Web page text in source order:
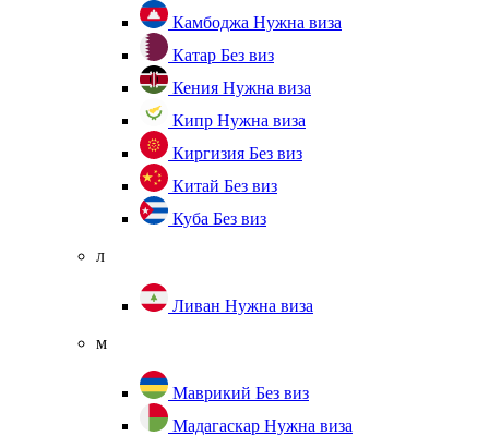
Камбоджа Нужна виза
Катар Без виз
Кения Нужна виза
Кипр Нужна виза
Киргизия Без виз
Китай Без виз
Куба Без виз
л
Ливан Нужна виза
м
Маврикий Без виз
Мадагаскар Нужна виза